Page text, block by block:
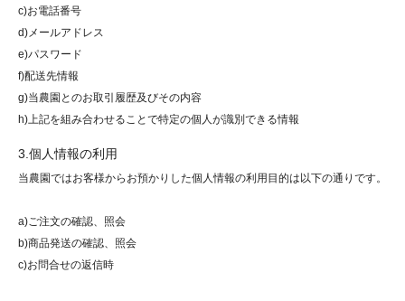
特定商取引法に基づく表記
プライバシーポリシー
c)お電話番号
d)メールアドレス
e)パスワード
f)配送先情報
g)当農園とのお取引履歴及びその内容
h)上記を組み合わせることで特定の個人が識別できる情報
3.個人情報の利用
当農園ではお客様からお預かりした個人情報の利用目的は以下の通りです。
a)ご注文の確認、照会
b)商品発送の確認、照会
c)お問合せの返信時